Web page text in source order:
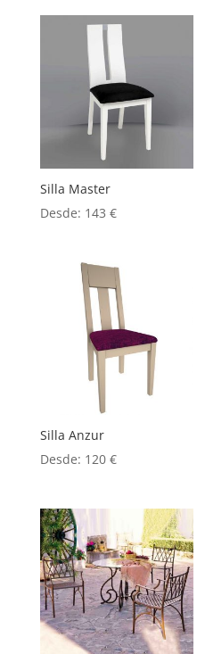
Silla Master
Desde: 143 €
Silla Anzur
Desde: 120 €